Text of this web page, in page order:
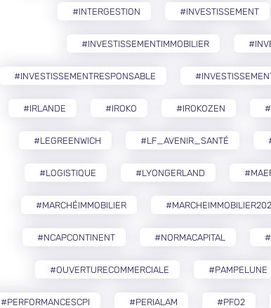
#INTERGESTION #INVESTISSEMENT
#INVESTISSEMENTIMMOBILIER
#INVESTISSEMENTRESPONSABLE
#IRLANDE #IROKO #IROKOZEN
#LEGREENWICH #LF_AVENIR_SANTÉ
#LOGISTIQUE #LYONGERLAND
#MARCHÉIMMOBILIER
#NCAPCONTINENT #NORMACAPITAL
#OUVERTURECOMMERCIALE #PAMPELUNE
#PERFORMANCESCPI #PERIALAM #PFO2